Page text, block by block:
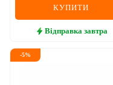
КУПИТИ
Відправка завтра
-5%